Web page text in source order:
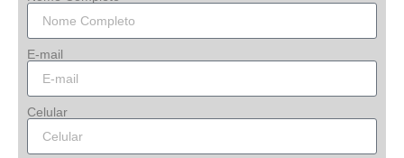
E-mail
Celular